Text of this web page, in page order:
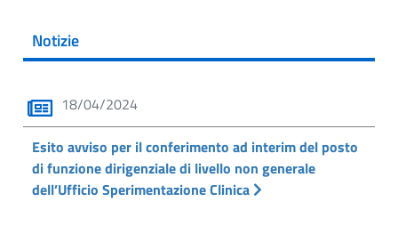
Notizie
18/04/2024
Esito avviso per il conferimento ad interim del posto
di funzione dirigenziale di livello non generale
dell’Ufficio Sperimentazione Clinica